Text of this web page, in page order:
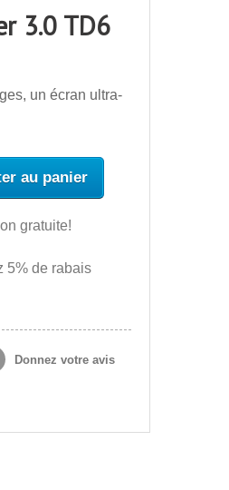
3.0 TD6
un écran ultra-
au panier
gratuite!
5% de rabais
Donnez votre avis